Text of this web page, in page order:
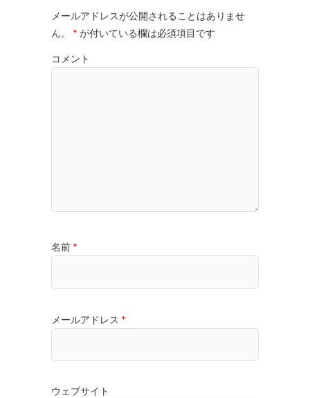
メールアドレスが公開されることはありませ
ん。
* が付いている欄は必須項目です
コメント
名前 *
メールアドレス *
ウェブサイト